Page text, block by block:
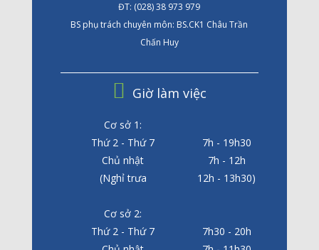
ĐT: (028) 38 973 979
BS phụ trách chuyên môn: BS.CK1 Châu Trần
Chấn Huy
Giờ làm việc
Cơ sở 1:
Thứ 2 - Thứ 7
7h - 19h30
Chủ nhật
7h - 12h
(Nghỉ trưa
12h - 13h30)
Cơ sở 2:
Thứ 2 - Thứ 7
7h30 - 20h